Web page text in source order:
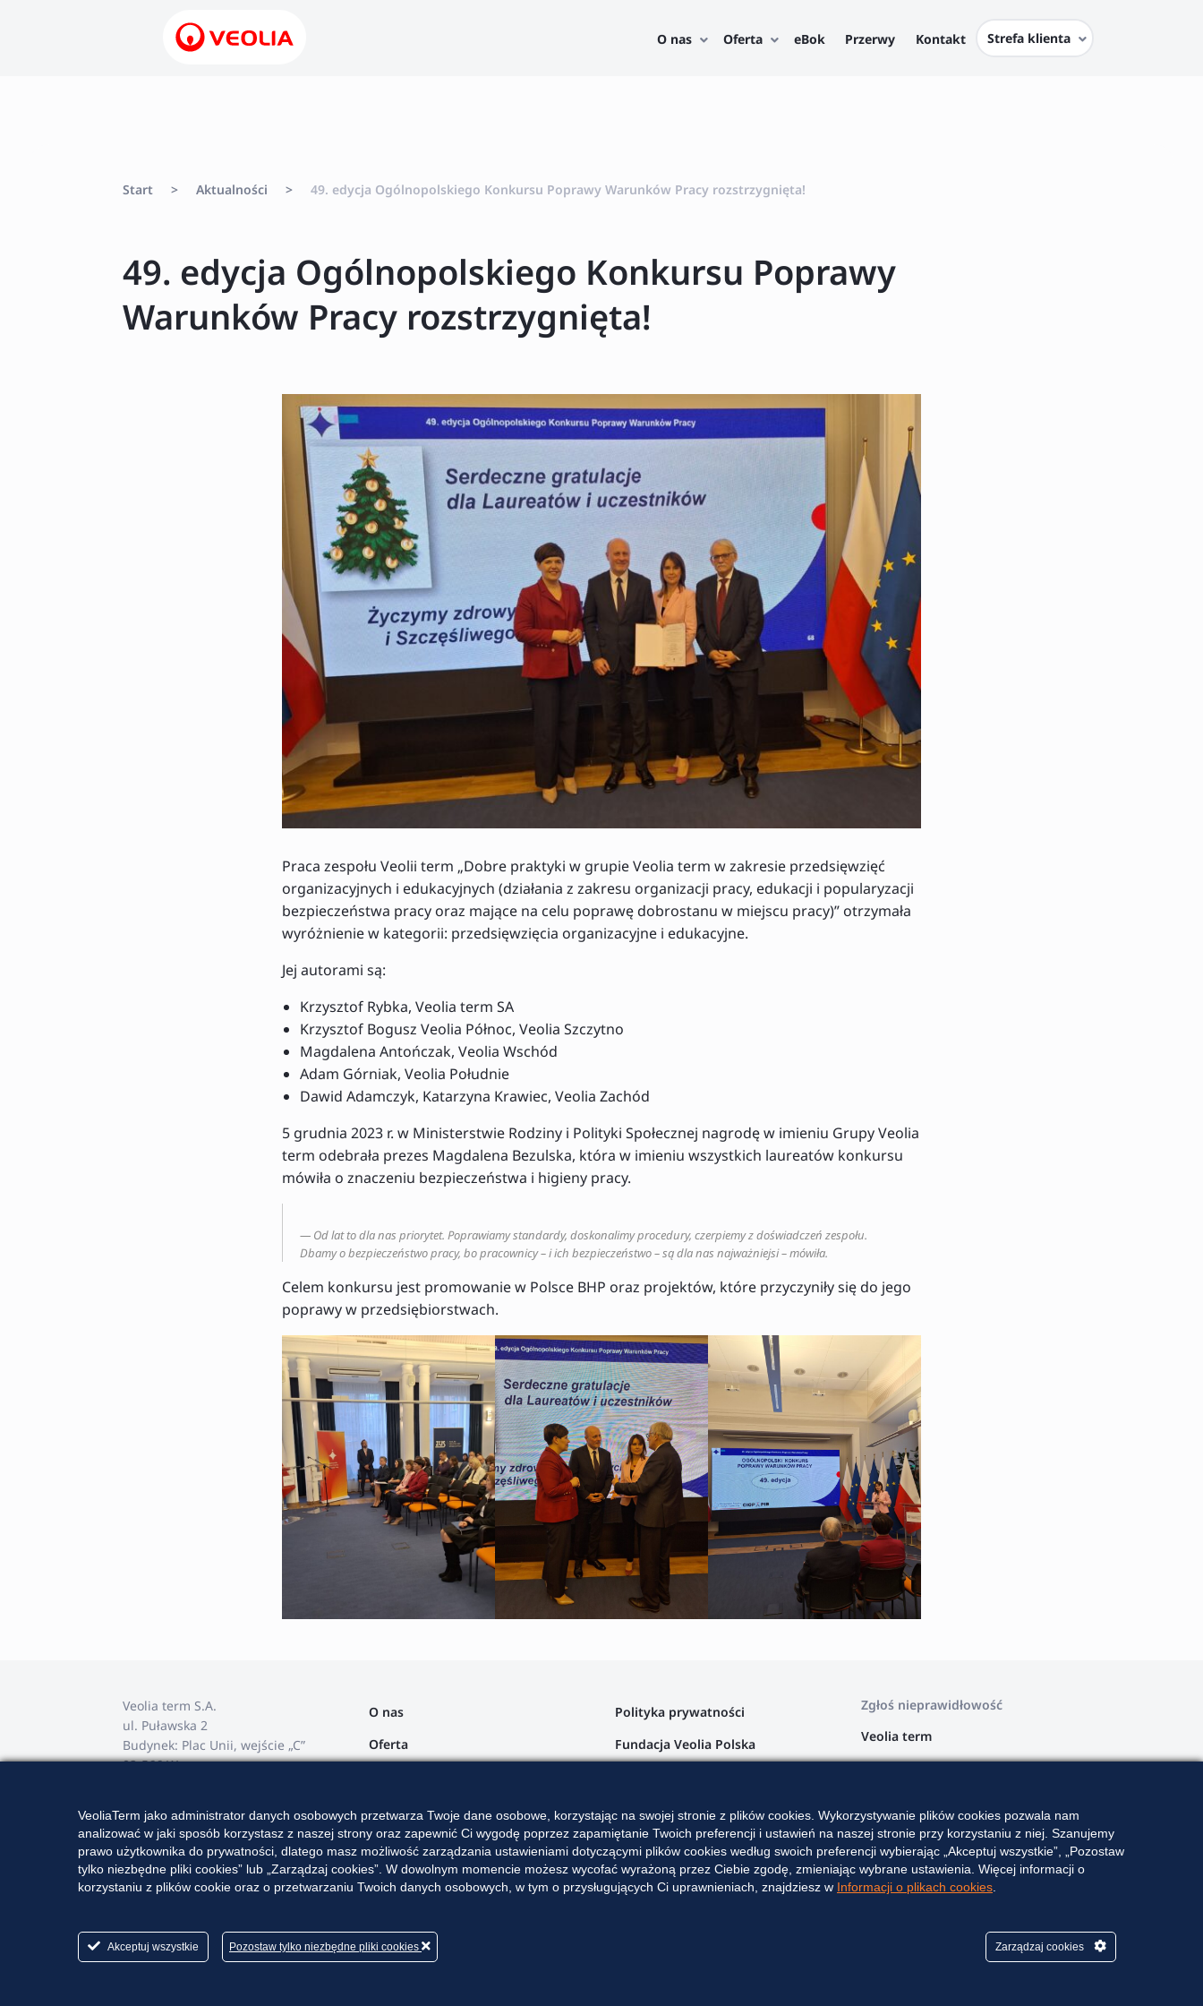
O nas Oferta eBok Przerwy Kontakt Strefa klienta
Start > Aktualności > 49. edycja Ogólnopolskiego Konkursu Poprawy Warunków Pracy rozstrzygnięta!
49. edycja Ogólnopolskiego Konkursu Poprawy
Warunków Pracy rozstrzygnięta!
Praca zespołu Veolii term „Dobre praktyki w grupie Veolia term w zakresie przedsięwzięć
organizacyjnych i edukacyjnych (działania z zakresu organizacji pracy, edukacji i popularyzacji
bezpieczeństwa pracy oraz mające na celu poprawę dobrostanu w miejscu pracy)” otrzymała
wyróżnienie w kategorii: przedsięwzięcia organizacyjne i edukacyjne.
Jej autorami są:
Krzysztof Rybka, Veolia term SA
Krzysztof Bogusz Veolia Północ, Veolia Szczytno
Magdalena Antończak, Veolia Wschód
Adam Górniak, Veolia Południe
Dawid Adamczyk, Katarzyna Krawiec, Veolia Zachód
5 grudnia 2023 r. w Ministerstwie Rodziny i Polityki Społecznej nagrodę w imieniu Grupy Veolia
term odebrała prezes Magdalena Bezulska, która w imieniu wszystkich laureatów konkursu
mówiła o znaczeniu bezpieczeństwa i higieny pracy.
Od lat to dla nas priorytet. Poprawiamy standardy, doskonalimy procedury, czerpiemy z doświadczeń zespołu.
Dbamy o bezpieczeństwo pracy, bo pracownicy – i ich bezpieczeństwo – są dla nas najważniejsi – mówiła.
Celem konkursu jest promowanie w Polsce BHP oraz projektów, które przyczyniły się do jego
poprawy w przedsiębiorstwach.
Veolia term S.A.
ul. Puławska 2
Budynek: Plac Unii, wejście „C”
02-566 Warszawa
e-mail: veoliaterm@veolia.com
O nas
Oferta
Przetargi
Kariera
Kontakt
Polityka prywatności
Fundacja Veolia Polska
Zgłoś nieprawidłowość
Veolia term
Veolia Południe
Veolia Szczytno
Veolia Północ
VeoliaTerm jako administrator danych osobowych przetwarza Twoje dane osobowe, korzystając na swojej stronie z plików cookies. Wykorzystywanie plików cookies pozwala nam
analizować w jaki sposób korzystasz z naszej strony oraz zapewnić Ci wygodę poprzez zapamiętanie Twoich preferencji i ustawień na naszej stronie przy korzystaniu z niej. Szanujemy
prawo użytkownika do prywatności, dlatego masz możliwość zarządzania ustawieniami dotyczącymi plików cookies według swoich preferencji wybierając „Akceptuj wszystkie”, „Pozostaw
tylko niezbędne pliki cookies” lub „Zarządzaj cookies”. W dowolnym momencie możesz wycofać wyrażoną przez Ciebie zgodę, zmieniając wybrane ustawienia. Więcej informacji o
korzystaniu z plików cookie oraz o przetwarzaniu Twoich danych osobowych, w tym o przysługujących Ci uprawnieniach, znajdziesz w Informacji o plikach cookies
Akceptuj wszystkie Pozostaw tylko niezbędne pliki cookies Zarządzaj cookies